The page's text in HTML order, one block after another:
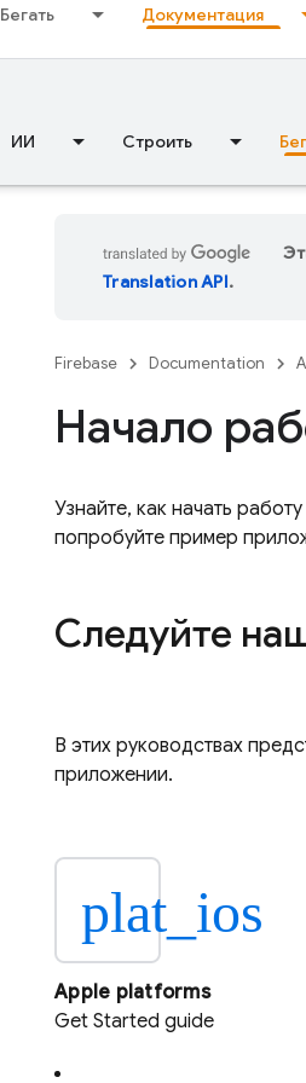
Бегать Документация
ИИ Строить
Translation API.
Firebase Documentation
Начало
Узнайте, как начать
попробуйте пример
Следуйте
В этих руководствах
приложении.
plat_ios
Apple platforms
Get Started guide